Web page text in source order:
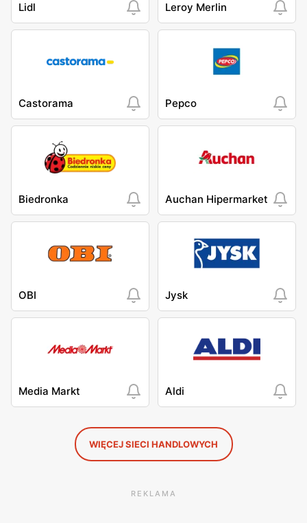
Lidl Leroy Merlin
Castorama Pepco
Biedronka Auchan Hipermarket
OBI Jysk
Media Markt Aldi
WIĘCEJ SIECI HANDLOWYCH
REKLAMA